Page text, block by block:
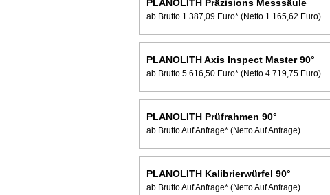
PLANOLITH Präzisions Messsäule
ab Brutto 1.387,09 Euro* (Netto 1.165,62 Euro)
PLANOLITH Axis Inspect Master 90°
ab Brutto 5.616,50 Euro* (Netto 4.719,75 Euro)
PLANOLITH Prüfrahmen 90°
ab Brutto Auf Anfrage* (Netto Auf Anfrage)
PLANOLITH Kalibrierwürfel 90°
ab Brutto Auf Anfrage* (Netto Auf Anfrage)